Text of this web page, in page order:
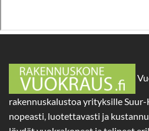
rakennuskalustoa yrityksille Suur-
nopeasti, luotettavasti ja